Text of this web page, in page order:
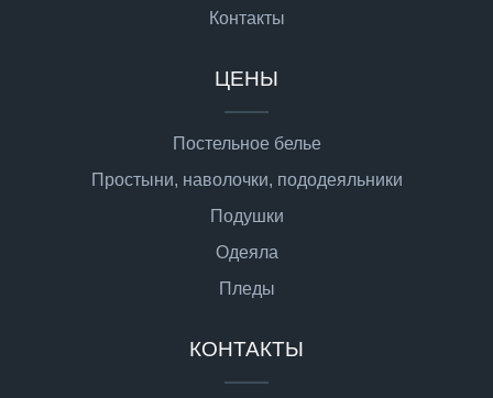
Контакты
ЦЕНЫ
Постельное белье
Простыни, наволочки, пододеяльники
Подушки
Одеяла
Пледы
КОНТАКТЫ